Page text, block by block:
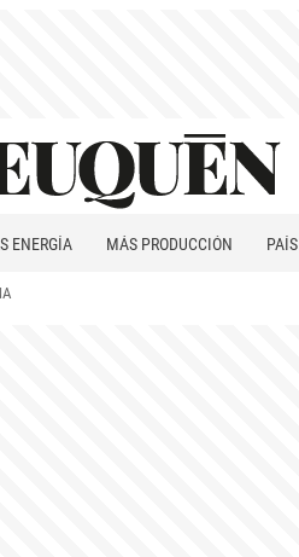
ENERGÍA MÁS PRODUCCIÓN PAÍS